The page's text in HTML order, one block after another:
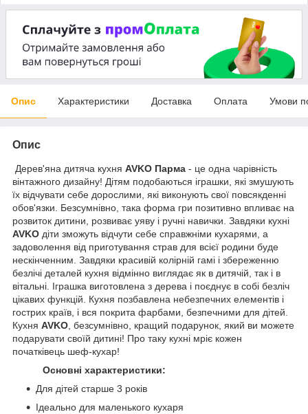
Опис Характеристики Доставка Оплата Умови
Опис
Дерев'яна дитяча кухня AVKO Парма - це одна чарівність
вінтажного дизайну! Дітям подобаються іграшки, які змушують
їх відчувати себе дорослими, які виконують свої повсякденні
обов'язки. Безсумнівно, така форма гри позитивно впливає на
розвиток дитини, розвиває уяву і ручні навички. Завдяки кухні
AVKO діти зможуть відчути себе справжніми кухарями, а
задоволення від приготування страв для всієї родини буде
нескінченним. Завдяки красивій колірній гамі і збереженню
безлічі деталей кухня відмінно виглядає як в дитячій, так і в
вітальні. Іграшка виготовлена ​​з дерева і поєднує в собі безліч
цікавих функцій. Кухня позбавлена ​​небезпечних елементів і
гострих країв, і вся покрита фарбами, безпечними для дітей.
Кухня AVKO, безсумнівно, кращий подарунок, який ви можете
подарувати своїй дитині! Про таку кухні мріє кожен
початківець шеф-кухар!
Основні характеристики:
Для дітей старше 3 років
Ідеально для маленького кухаря